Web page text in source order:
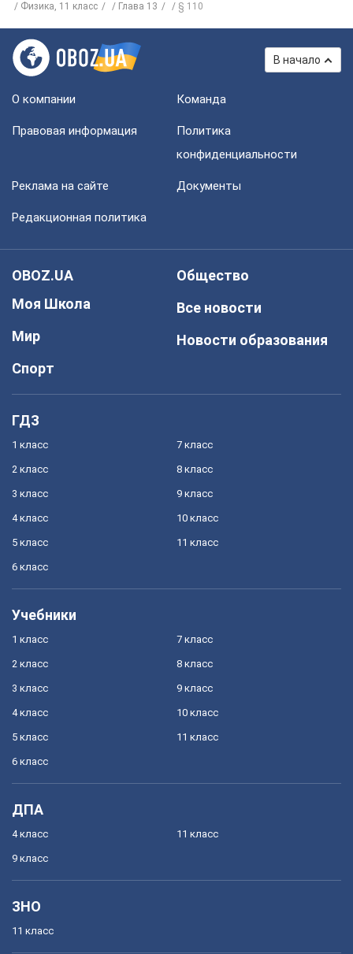
Физика, 11 класс
Глава 13 § 110
В начало
О компании Команда
Правовая информация
Политика
конфиденциальности
Реклама на сайте Документы
Редакционная политика
OBOZ.UA
Моя Школа
Мир
Спорт
Общество
Все новости
Новости образования
ГДЗ
1 класс
2 класс
3 класс
4 класс
5 класс
6 класс
7 класс
8 класс
9 класс
10 класс
11 класс
Учебники
1 класс
2 класс
3 класс
4 класс
5 класс
6 класс
7 класс
8 класс
9 класс
10 класс
11 класс
ДПА
4 класс
9 класс
11 класс
ЗНО
11 класс